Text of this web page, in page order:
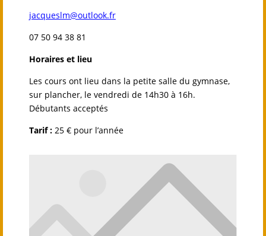
jacqueslm@outlook.fr
07 50 94 38 81
Horaires et lieu
Les cours ont lieu dans la petite salle du gymnase,
sur plancher, le vendredi de 14h30 à 16h.
Débutants acceptés
Tarif :25 € pour l’année